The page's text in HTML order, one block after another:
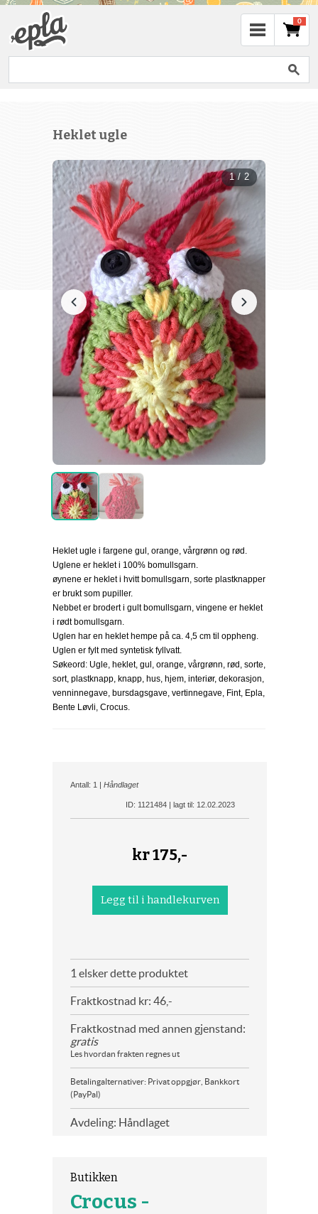
0
Heklet ugle
1 / 2
Heklet ugle i fargene gul, orange, vårgrønn og rød.
Uglene er heklet i 100% bomullsgarn.
øynene er heklet i hvitt bomullsgarn, sorte plastknapper
er brukt som pupiller.
Nebbet er brodert i gult bomullsgarn, vingene er heklet
i rødt bomullsgarn.
Uglen har en heklet hempe på ca. 4,5 cm til oppheng.
Uglen er fylt med syntetisk fyllvatt.
Søkeord: Ugle, heklet, gul, orange, vårgrønn, rød, sorte,
sort, plastknapp, knapp, hus, hjem, interiør, dekorasjon,
venninnegave, bursdagsgave, vertinnegave, Fint, Epla,
Bente Løvli, Crocus.
Antall: 1 | Håndlaget
ID: 1121484 | lagt til: 12.02.2023
kr175,-
1 elsker dette produktet
Fraktkostnad kr: 46,-
Fraktkostnad med annen gjenstand:
gratis
Les hvordan frakten regnes ut
Betalingalternativer: Privat oppgjør, Bankkort
(PayPal)
Avdeling: Håndlaget
Butikken
Crocus -